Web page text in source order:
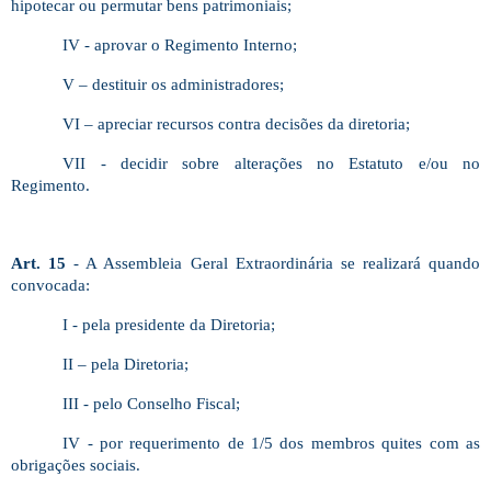
hipotecar ou permutar bens patrimoniais;
IV - aprovar o Regimento Interno;
V – destituir os administradores;
VI – apreciar recursos contra decisões da diretoria;
VII - decidir sobre alterações no Estatuto e/ou no
Regimento.
Art. 15- A Assembleia Geral Extraordinária se realizará quando
convocada:
I - pela presidente da Diretoria;
II – pela Diretoria;
III - pelo Conselho Fiscal;
IV - por requerimento de 1/5 dos membros quites com as
obrigações sociais.